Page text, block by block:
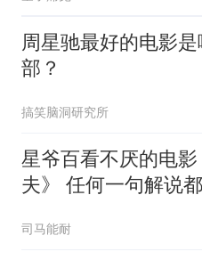
周星驰最好的电影
部？
搞笑脑洞研究所
星爷百看不厌的电影
夫》 任何一句解说都是对
司马能耐